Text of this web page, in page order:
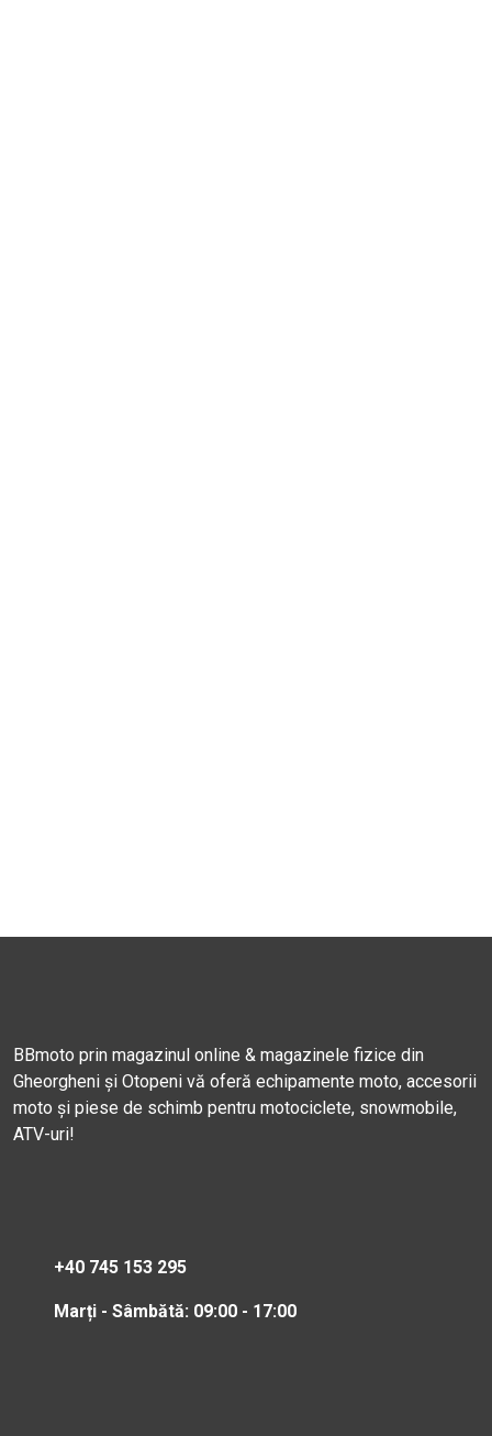
BBmoto prin magazinul online & magazinele fizice din
Gheorgheni și Otopeni vă oferă echipamente moto, accesorii
moto și piese de schimb pentru motociclete, snowmobile,
ATV-uri!
+40 745 153 295
Marți - Sâmbătă: 09:00 - 17:00